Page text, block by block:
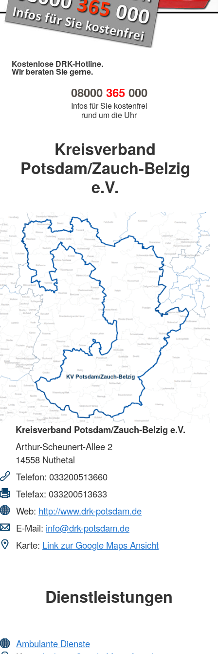
Kostenlose DRK-Hotline.
Wir beraten Sie gerne.
08000 365000
Infos für Sie kostenfrei
rund um die Uhr
Kreisverband
Potsdam/Zauch-Belzig
e.V.
Kreisverband Potsdam/Zauch-Belzig e.V.
Arthur-Scheunert-Allee 2
14558 Nuthetal
Telefon: 033200513660
Telefax: 033200513633
Web: http://www.drk-potsdam.de
E-Mail: info@drk-potsdam.de
Karte: Link zur Google Maps Ansicht
Dienstleistungen
Ambulante Dienste